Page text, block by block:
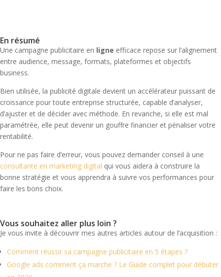
En résumé
Une campagne publicitaire en ligne efficace repose sur l’alignement
entre audience, message, formats, plateformes et objectifs
business.
Bien utilisée, la publicité digitale devient un accélérateur puissant de
croissance pour toute entreprise structurée, capable d’analyser,
d’ajuster et de décider avec méthode. En revanche, si elle est mal
paramétrée, elle peut devenir un gouffre financier et pénaliser votre
rentabilité.
Pour ne pas faire d’erreur, vous pouvez demander conseil à une
consultante en marketing digital qui vous aidera à construire la
bonne stratégie et vous apprendra à suivre vos performances pour
faire les bons choix.
Vous souhaitez aller plus loin ?
Je vous invite à découvrir mes autres articles autour de l’acquisition :
Comment réussir sa campagne publicitaire en 5 étapes ?
Google ads comment ça marche ? Le Guide complet pour débuter